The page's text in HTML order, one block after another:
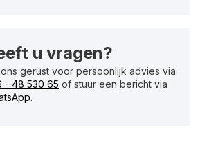
u vragen?
gerust voor persoonlijk advies via
- 48 530 65 of stuur een bericht via